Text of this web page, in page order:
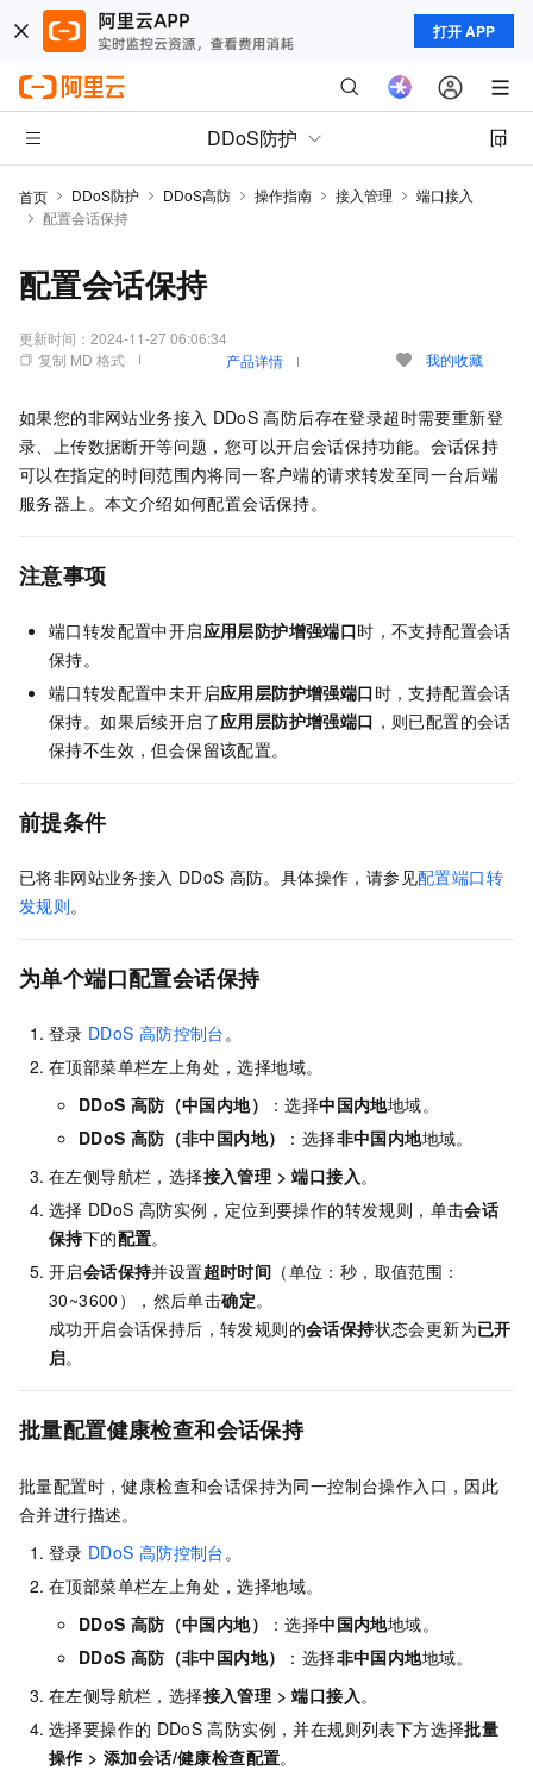
打开 APP
DDoS防护
首页 DDoS防护 DDoS高防 操作指南 接入管理
端口接入
配置会话保持
配置会话保持
更新时间： 2024-11-27 06:06:34
复制 MD 格式
产品详情 我的收藏
如果您的非网站业务接入 DDoS 高防后存在登录超时需要重新登
录、上传数据断开等问题，您可以开启会话保持功能。会话保持
可以在指定的时间范围内将同一客户端的请求转发至同一台后端
服务器上。本文介绍如何配置会话保持。
注意事项
端口转发配置中开启应用层防护增强端口时，不支持配置会话
保持。
端口转发配置中未开启应用层防护增强端口时，支持配置会话
保持。如果后续开启了应用层防护增强端口 ，则已配置的会话
保持不生效，但会保留该配置。
前提条件
已将非网站业务接入 DDoS 高防。具体操作，请参见配置端口转
发规则。
为单个端口配置会话保持
登录 DDoS 高防控制台。
在顶部菜单栏左上角处，选择地域。
DDoS 高防（中国内地） ：选择中国内地地域。
DDoS 高防（非中国内地） ：选择非中国内地地域。
在左侧导航栏，选择接入管理 >端口接入。
选择 DDoS 高防实例，定位到要操作的转发规则，单击会话
保持下的配置。
开启会话保持并设置超时时间 （单位：秒，取值范围：
30~3600），然后单击确定。
成功开启会话保持后，转发规则的会话保持状态会更新为已开
启。
批量配置健康检查和会话保持
批量配置时，健康检查和会话保持为同一控制台操作入口，因此
合并进行描述。
登录 DDoS 高防控制台 。
在顶部菜单栏左上角处，选择地域。
DDoS 高防（中国内地） ：选择中国内地地域。
DDoS 高防（非中国内地） ：选择非中国内地地域。
在左侧导航栏，选择接入管理 >端口接入 。
选择要操作的 DDoS 高防实例，并在规则列表下方选择批量
操作 >添加会话/健康检查配置。